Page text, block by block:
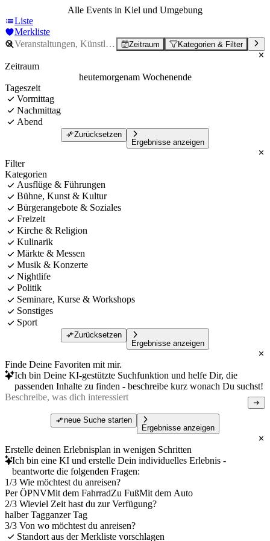
Alle Events in Kiel und Umgebung
Liste
Merkliste
Zeitraum Kategorien & Filter
Zeitraum
heutemorgenam Wochenende
Tageszeit
Vormittag
Nachmittag
Abend
Zurücksetzen
Ergebnisse anzeigen
Filter
Kategorien
Ausflüge & Führungen
Bühne, Kunst & Kultur
Bürgerangebote & Soziales
Freizeit
Kirche & Religion
Kulinarik
Märkte & Messen
Musik & Konzerte
Nightlife
Politik
Seminare, Kurse & Workshops
Sonstiges
Sport
Zurücksetzen
Ergebnisse anzeigen
Finde Deine Favoriten mit mir.
Ich bin Deine KI-gestützte Suchfunktion und helfe Dir, die
passenden Inhalte zu finden - beschreibe kurz wonach Du suchst!
neue Suche starten
Ergebnisse anzeigen
Erstelle deinen Erlebnisplan in wenigen Schritten
Ich bin eine KI und erstelle Dein individuelles Erlebnis -
beantworte die folgenden Fragen:
1/3 Wie möchtest du anreisen?
Per ÖPNVMit dem FahrradZu FußMit dem Auto
2/3 Wieviel Zeit hast du zur Verfügung?
halber Tagganzer Tag
3/3 Von wo möchtest du anreisen?
Standort aus der Merkliste vorschlagen